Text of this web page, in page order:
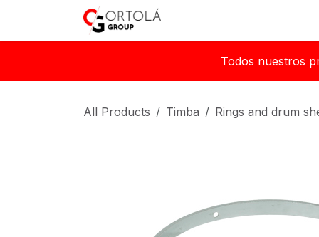
Todos nuestros
All Products Timba Rings and drum